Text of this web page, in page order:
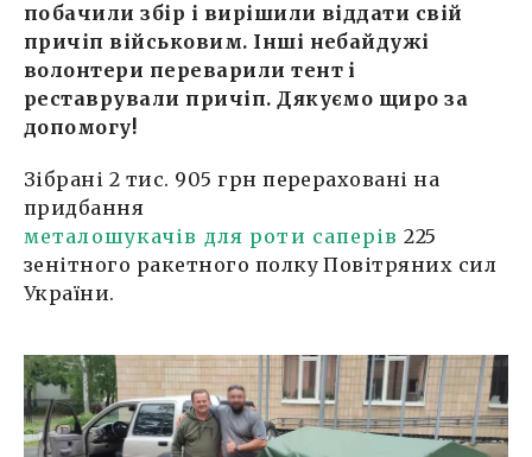
побачили збір і вирішили віддати свій
причіп військовим. Інші небайдужі
волонтери переварили тент і
реставрували причіп. Дякуємо щиро за
допомогу!
Зібрані 2 тис. 905 грн перераховані на
придбання
металошукачів для роти саперів 225
зенітного ракетного полку Повітряних сил
України.